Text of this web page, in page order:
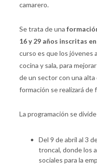
camarero.
Se trata de una
16 y 29 años inscritas
curso es que los jóvenes
cocina y sala, para
de un sector con una alta
formación se realizará de
La programación se
Del 9 de abril al 3
troncal, donde los
sociales para la